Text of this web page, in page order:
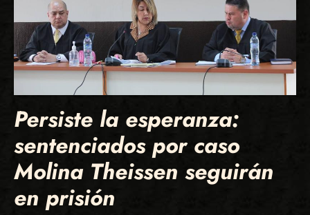
Persiste la esperanza:
sentenciados por caso
Molina Theissen seguirán
en prisión